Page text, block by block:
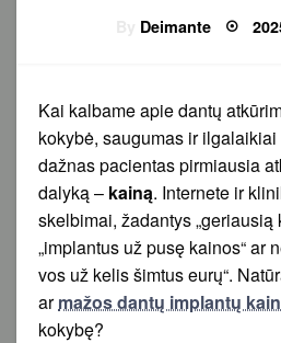
Deimante
on
Kai kalbame apie dantų
kokybė, saugumas ir
dažnas pacientas pirmiausia
dalyką – kainą. Internete ir
skelbimai, žadantys „geriausią
„implantus už pusę kainos“ ar
vos už kelis šimtus eurų“.
armažos dantų implantų
kokybę?